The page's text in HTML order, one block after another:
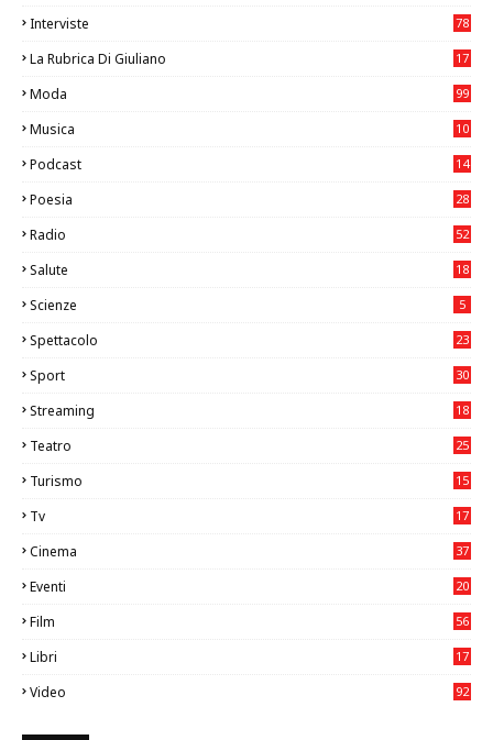
Interviste 78
La Rubrica Di Giuliano
17
Moda 99
Musica
10
Podcast 14
Poesia 28
Radio 52
Salute
18
Scienze 5
Spettacolo 23
Sport
30
Streaming 18
Teatro
25
Turismo
15
Tv
17
Cinema
37
Eventi
20
Film
56
Libri
17
Video
92